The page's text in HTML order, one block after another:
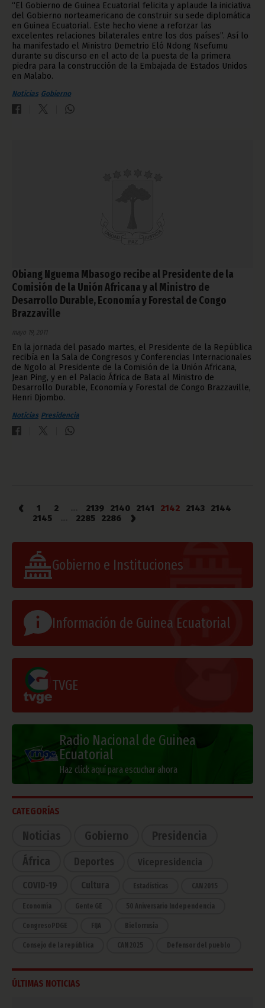
“El Gobierno de Guinea Ecuatorial felicita y aplaude la iniciativa
del Gobierno norteamericano de construir su sede diplomática
en Guinea Ecuatorial. Este hecho viene a reforzar las
excelentes relaciones bilaterales entre los dos países”. Así lo
ha manifestado el Ministro Demetrio Eló Ndong Nsefumu
durante su discurso en el acto de la puesta de la primera
piedra para la construcción de la Embajada de Estados Unidos
en Malabo.
Noticias Gobierno
Obiang Nguema Mbasogo recibe al Presidente de la
Comisión de la Unión Africana y al Ministro de
Desarrollo Durable, Economía y Forestal de Congo
Brazzaville
mayo 19, 2011
En la jornada del pasado martes, el Presidente de la República
recibía en la Sala de Congresos y Conferencias Internacionales
de Ngolo al Presidente de la Comisión de la Unión Africana,
Jean Ping, y en el Palacio África de Bata al Ministro de
Desarrollo Durable, Economía y Forestal de Congo Brazzaville,
Henri Djombo.
Noticias Presidencia
‹ 1 2 2139 2140 2141 2142 2143
2144
2145
2285 2286 ›
Gobierno e Instituciones
Información de Guinea Ecuatorial
TVGE
Radio Nacional de Guinea
Ecuatorial
Haz click aquí para escuchar ahora
CATEGORÍAS
Noticias Gobierno
Presidencia
África
Deportes Vicepresidencia
COVID-19 Cultura Estadísticas CAN 2015
Economía Gente GE 50 Aniversario Independencia
CongresoPDGE FIJA Bielorrusia
Consejo de la república CAN 2025 Defensor del pueblo
ÚLTIMAS NOTICIAS